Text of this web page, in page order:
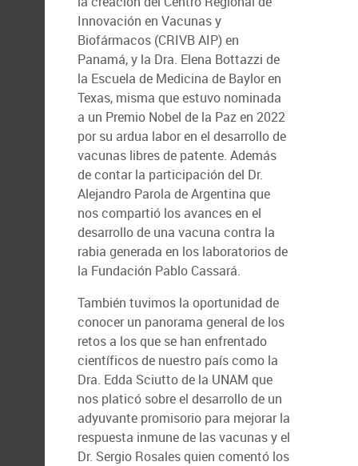
Innovación en Vacunas y
Biofármacos (CRIVB AIP) en
Panamá, y la Dra. Elena Bottazzi de
la Escuela de Medicina de Baylor en
Texas, misma que estuvo nominada
a un Premio Nobel de la Paz en 2022
por su ardua labor en el desarrollo de
vacunas libres de patente. Además
de contar la participación del Dr.
Alejandro Parola de Argentina que
nos compartió los avances en el
desarrollo de una vacuna contra la
rabia generada en los laboratorios de
la Fundación Pablo Cassará.
También tuvimos la oportunidad de
conocer un panorama general de los
retos a los que se han enfrentado
científicos de nuestro país como la
Dra. Edda Sciutto de la UNAM que
nos platicó sobre el desarrollo de un
adyuvante promisorio para mejorar la
respuesta inmune de las vacunas y el
Dr. Sergio Rosales quien comentó los